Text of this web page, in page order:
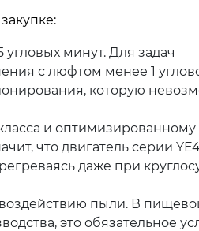
минут. Для задач
с люфтом менее 1
которую
и оптимизированному
что двигатель серии
даже при
пыли. В
это обязательное